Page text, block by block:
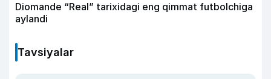
Diomande “Real” tarixidagi eng qimmat futbolchiga
aylandi
Tavsiyalar